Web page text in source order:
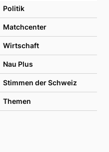
Politik
Matchcenter
Wirtschaft
Nau Plus
Stimmen der Schweiz
Themen